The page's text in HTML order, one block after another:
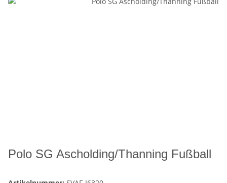
Polo SG Ascholding/Thanning Fußball